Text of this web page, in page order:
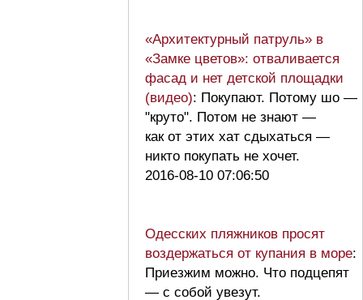
«Архитектурный патруль» в
«Замке цветов»: отваливается
фасад и нет детской площадки
(видео): Покупают. Потому шо —
"круто". Потом не знают —
как от этих хат сдыхаться —
никто покупать не хочет.
2016-08-10 07:06:50
Одесских пляжников просят
воздержаться от купания в море:
Приезжим можно. Что подцепят
— с собой увезут.